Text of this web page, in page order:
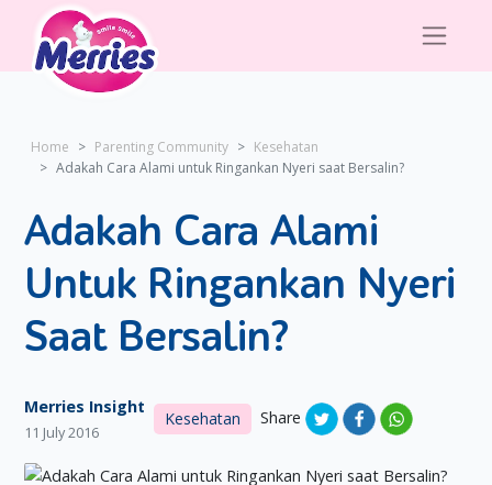
Home Parenting Community
Kesehatan
Adakah Cara Alami untuk Ringankan Nyeri saat Bersalin?
Adakah Cara Alami
Untuk Ringankan Nyeri
Saat Bersalin?
Merries Insight
11 July 2016
Kesehatan Share